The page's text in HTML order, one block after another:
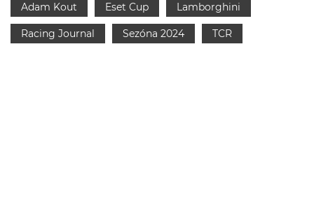
Adam Kout Eset Cup Lamborghini
Racing Journal Sezóna 2024 TCR